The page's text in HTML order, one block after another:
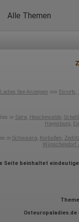
einen Server von Google
von Google
Herkunft (Land und
Gerät (PC, Tablet-PC
Browser und alle
Webseite)
Welche Dateien
Welche Videos
Wurden Werbebanner
Wie lange blieb der
Alle Themen
Ladies Sex-Anzeigen von Escorts,
in Gera, Heuckewalde,
Haynsburg,
in Schwaara, Korbußen,
Wünschendorf
Seite beinhaltet
Osteuropaladies.de